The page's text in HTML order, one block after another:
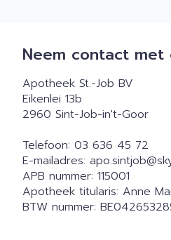
Neem contact met
Apotheek St.-Job BV
Eikenlei 13b
2960 Sint-Job-in't-Goor
Telefoon: 03 636 45 72
E-mailadres: apo.sintjob@
APB nummer: 115001
Apotheek titularis: Anne
BTW nummer: